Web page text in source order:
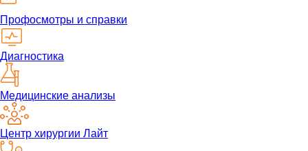
Профосмотры и справки
Диагностика
Медицинские анализы
Центр хирургии Лайт